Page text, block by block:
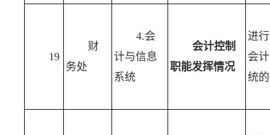
19
财
务处
4.会
计与信息
系统
会计控制
职能发挥情况
进
会
统